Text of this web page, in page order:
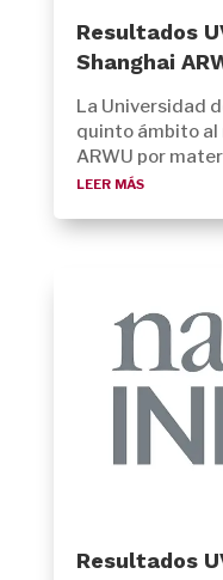
Resultados
Shanghai
La Universidad
quinto ámbito al
ARWU por
leer más
Resultados